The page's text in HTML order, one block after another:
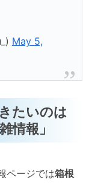
May 5,
たいのは
情報」
ページでは箱根